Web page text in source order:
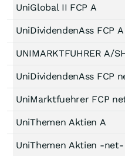
UniGlobal II FCP A
UniDividendenAss FCP A
UNIMARKTFUHRER A/
UniDividendenAss FCP
UniMarktfuehrer FCP
UniThemen Aktien A
UniThemen Aktien -net-